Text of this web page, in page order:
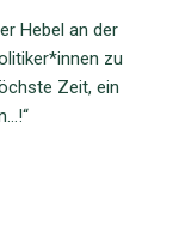
Hebel an der
zu
Zeit, ein